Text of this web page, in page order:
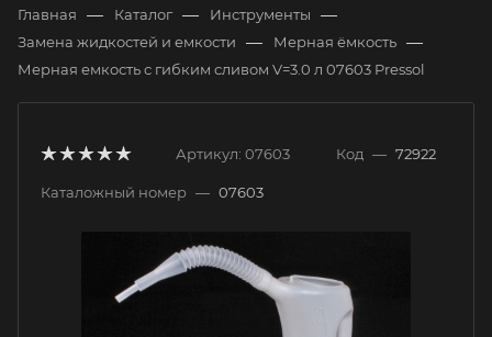
Главная — Каталог — Инструменты —
Замена жидкостей и емкости — Мерная ёмкость —
Мерная емкость с гибким сливом V=3.0 л 07603 Pressol
Артикул: 07603 Код — 72922
Каталожный номер — 07603